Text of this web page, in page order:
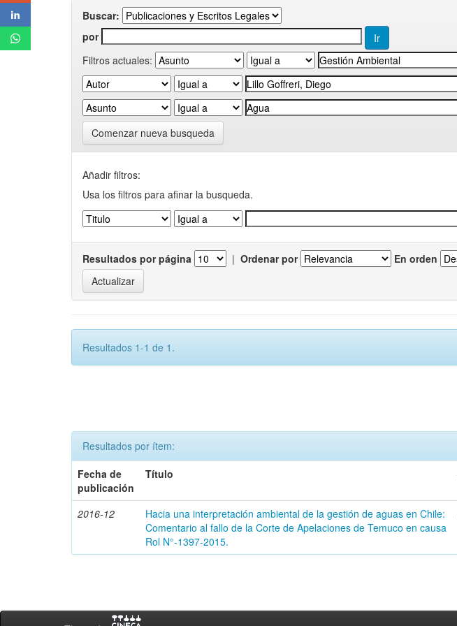
Buscar:
por
Filtros actuales:
Comenzar nueva busqueda
Añadir filtros:
Usa los filtros para afinar la busqueda.
Resultados por página | Ordenar por En orden
Resultados 1-1 de 1.
Resultados por ítem:
Fecha de
publicación
Título
2016-12
Hacia una interpretación ambiental de la gestión de aguas en Chile:
Comentario al fallo de la Corte de Apelaciones de Temuco en causa
Rol N°-1397-2015.